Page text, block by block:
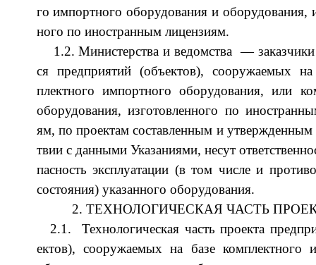
го им­порт­но­го обо­ру­до­ва­ния и обо­ру­до­ва­ния,
но­го по ино­стран­ным ли­цен­зиям.
1.2. Ми­ни­стерс­тва и ве­домс­тва —
ся пред­при­ятий (объ­ек­тов), со­ору­жа­емых
плект­но­го им­порт­но­го обо­ру­до­ва­ния, или
обо­ру­до­ва­ния, из­го­то­влен­но­го по
ям, по про­ек­там со­став­лен­ным и утвер­жден­ным
твии с дан­ны­ми Ука­за­ни­ями, не­сут
па­сность экс­плу­ата­ции (в том чис­ле и
со­сто­яния) ука­зан­но­го обо­ру­до­вания.
2. ТЕХНОЛОГИЧЕСКАЯ ЧАСТЬ
2.1. Тех­но­ло­ги­че­ская часть про­ек­та
ек­тов), со­ору­жа­емых на ба­зе ком­плект­но­го